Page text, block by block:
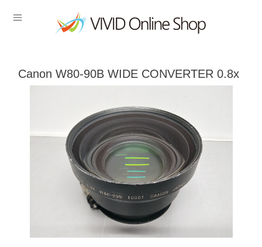
Canon W80-90B WIDE CONVERTER 0.8x